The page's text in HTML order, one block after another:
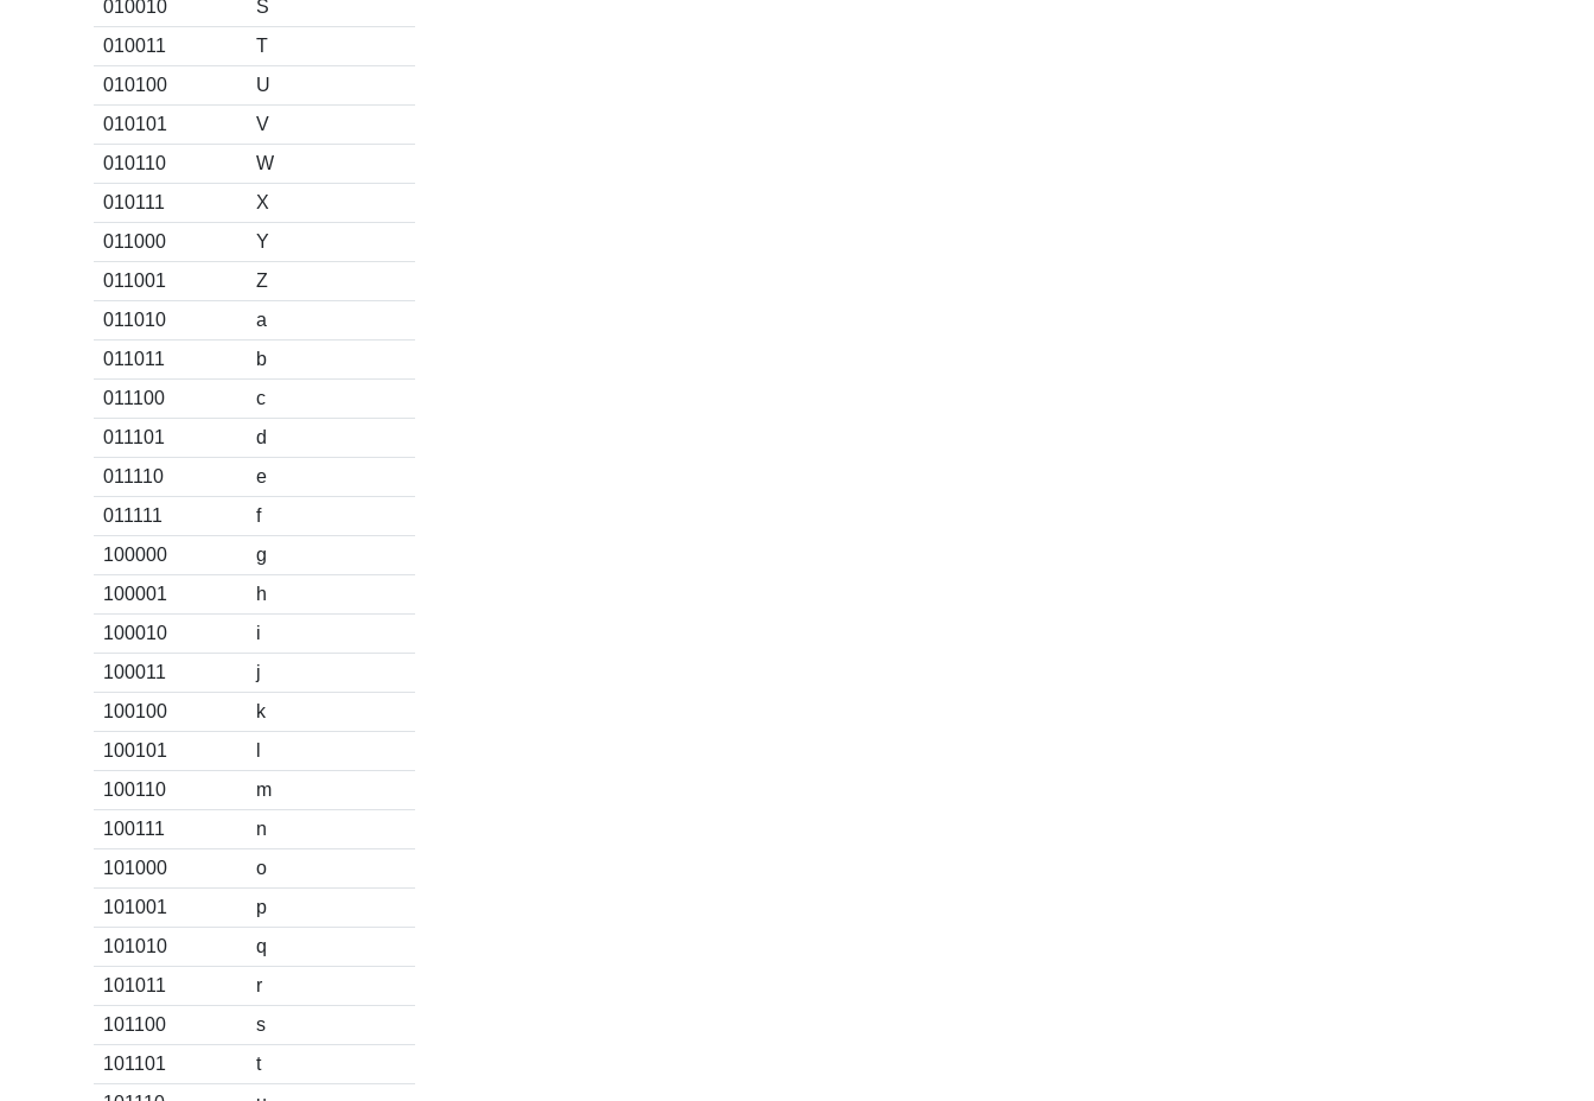
010010
S
010011
T
010100
U
010101
V
010110
W
010111
X
011000
Y
011001
Z
011010
a
011011
b
011100
c
011101
d
011110
e
011111
f
100000
g
100001
h
100010
i
100011
j
100100
k
100101
100110
m
100111
n
101000
o
101001
p
101010
q
101011
r
101100
s
101101
t